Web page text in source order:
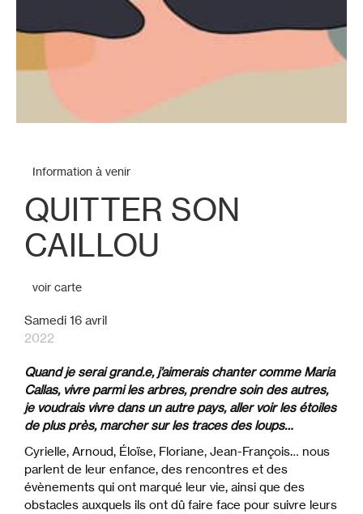
Information à venir
QUITTER SON
CAILLOU
voir carte
Samedi 16 avril
2022
Quand je serai grand.e, j’aimerais chanter comme Maria
Callas, vivre parmi les arbres, prendre soin des autres,
je voudrais vivre dans un autre pays, aller voir les étoiles
de plus près, marcher sur les traces des loups…
Cyrielle, Arnoud, Éloïse, Floriane, Jean-François… nous
parlent de leur enfance, des rencontres et des
évènements qui ont marqué leur vie, ainsi que des
obstacles auxquels ils ont dû faire face pour suivre leurs